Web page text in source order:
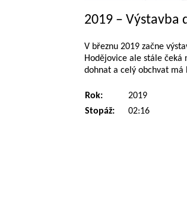
2019 –
V březnu 2019 začne
Hodějovice ale stále
dohnat a celý obchvat má
Rok:
2019
Stopáž:
02:16